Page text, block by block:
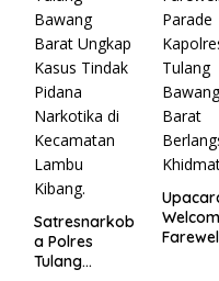
Satresnarkob
a Polres
Tulang